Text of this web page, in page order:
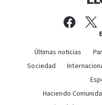
Últimas noticias
Sociedad
Haciendo